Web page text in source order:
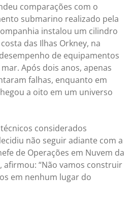
comparações com o
submarino realizado pela
instalou um cilindro
das Ilhas Orkney, na
de equipamentos
Após dois anos, apenas
falhas, enquanto em
a oito em um universo
considerados
não seguir adiante com a
de Operações em Nuvem da
afirmou: “Não vamos construir
em nenhum lugar do